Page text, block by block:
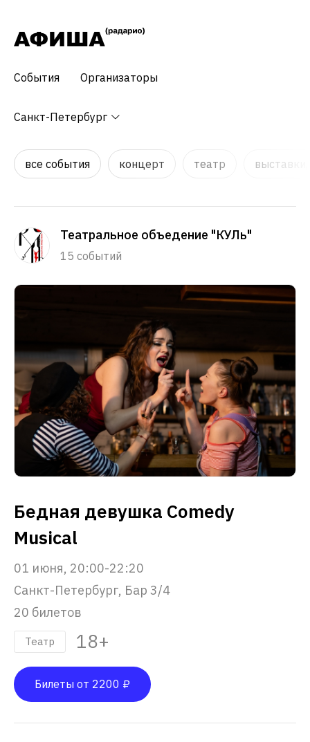
События Организаторы
Санкт-Петербург
все события концерт театр
Театральное объедение "КУЛь"
15 событий
Бедная девушка Comedy
Musical
01 июня, 20:00-22:20
Санкт-Петербург, Бар 3/4
20 билетов
Театр 18+
Билеты от 2200 ₽